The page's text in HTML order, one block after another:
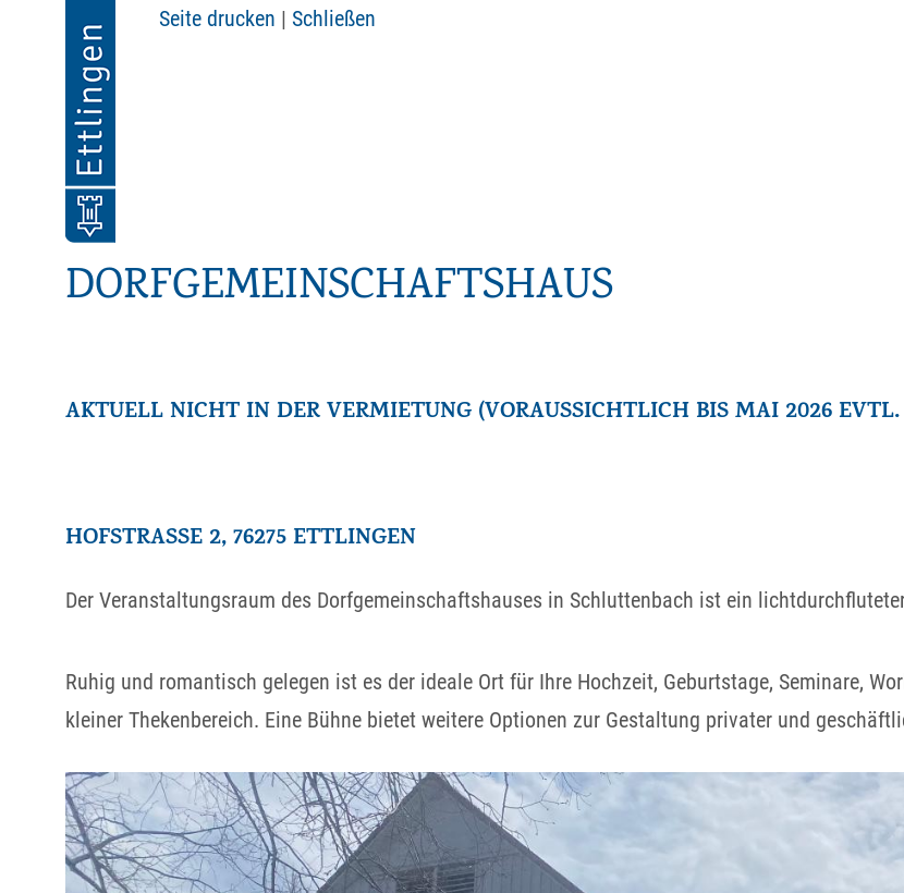
Seite drucken | Schließen
DORFGEMEINSCHAFTSHAUS
AKTUELL NICHT IN DER VERMIETUNG (VORAUSSICHTLICH BIS MAI 2026
HOFSTRASSE 2, 76275 ETTLINGEN
Der Veranstaltungsraum des Dorfgemeinschaftshauses in Schluttenbach ist ein
Ruhig und romantisch gelegen ist es der ideale Ort für Ihre Hochzeit, Geburtstage, Seminare,
kleiner Thekenbereich. Eine Bühne bietet weitere Optionen zur Gestaltung privater und